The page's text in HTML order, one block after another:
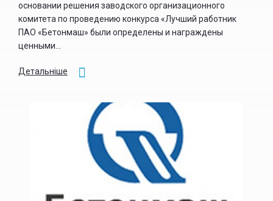
основании решения заводского организационного
комитета по проведению конкурса «Лучший работник
ПАО «Бетонмаш» были определены и награждены
ценными...
Детальніше